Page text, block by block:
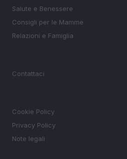
Salute e Benessere
Consigli per le Mamme
Relazioni e Famiglia
Contattaci
Cookie Policy
Privacy Policy
Note legali